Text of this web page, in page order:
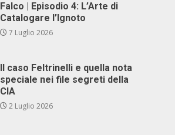
Falco | Episodio 4: L’Arte di
Catalogare l’Ignoto
7 Luglio 2026
Il caso Feltrinelli e quella nota
speciale nei file segreti della
CIA
2 Luglio 2026